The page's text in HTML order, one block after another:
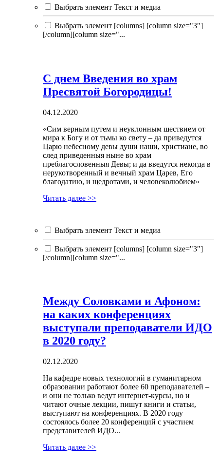
Выбрать элемент Текст и медиа
Выбрать элемент [columns] [column size="3"]
[/column][column size="...
С днем Введения во храм
Пресвятой Богородицы!
04.12.2020
«Сим верным путем и неуклонным шествием от
мира к Богу и от тьмы ко свету – да приведутся
Царю небесному девы души наши, христиане, во
след приведенныя ныне во храм
преблагословенныя Девы; и да введутся некогда в
нерукотворенный и вечный храм Царев, Его
благодатию, и щедротами, и человеколюбием»
Читать далее >>
Выбрать элемент Текст и медиа
Выбрать элемент [columns] [column size="3"]
[/column][column size="...
Между Соловками и Афоном:
на каких конференциях
выступали преподаватели ИДО
в 2020 году?
02.12.2020
На кафедре новых технологий в гуманитарном
образовании работают более 60 преподавателей –
и они не только ведут интернет-курсы, но и
читают очные лекции, пишут книги и статьи,
выступают на конференциях. В 2020 году
состоялось более 20 конференций с участием
представителей ИДО...
Читать далее >>